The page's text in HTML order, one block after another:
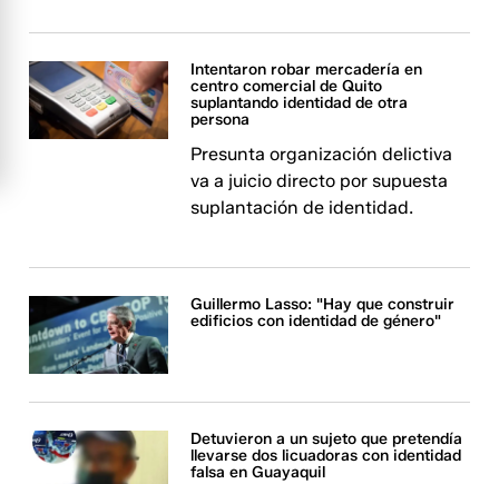
Intentaron robar mercadería en
centro comercial de Quito
suplantando identidad de otra
persona
Presunta organización delictiva
va a juicio directo por supuesta
suplantación de identidad.
Guillermo Lasso: "Hay que construir
edificios con identidad de género"
Detuvieron a un sujeto que pretendía
llevarse dos licuadoras con identidad
falsa en Guayaquil